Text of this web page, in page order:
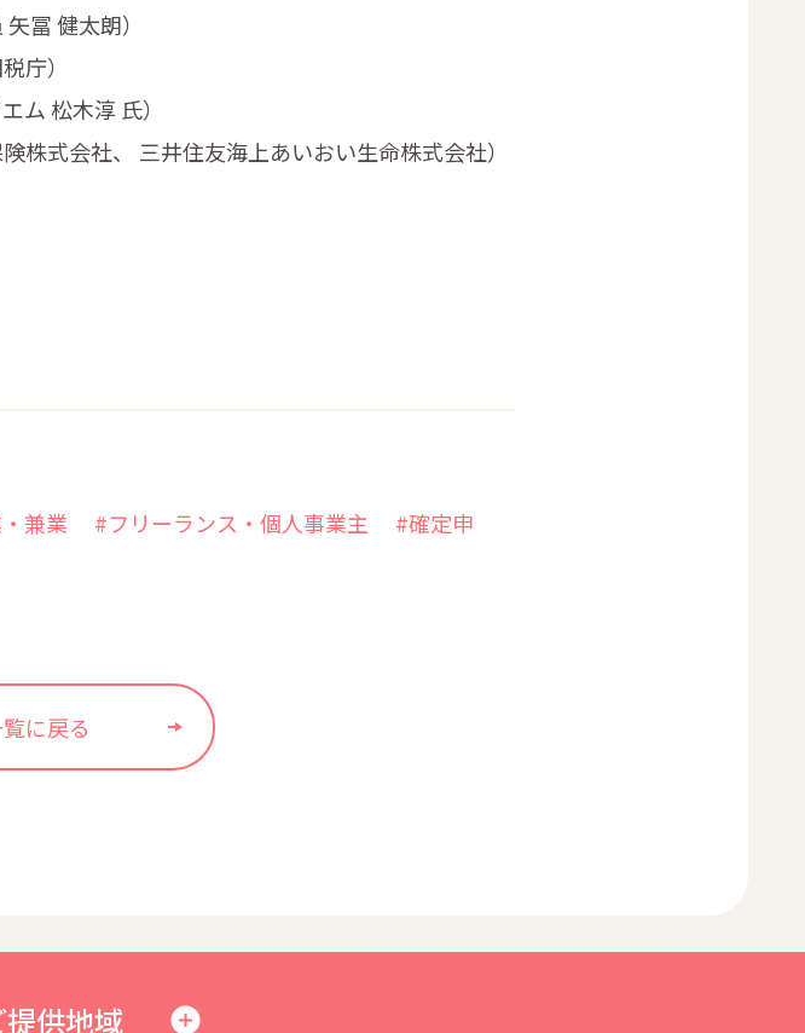
冨 健太朗）
庁）
松木淳 氏）
式会社、 三井住友海上あいおい生命株式会社）
兼業 #フリーランス・個人事業主
#確定申
に戻る
供地域